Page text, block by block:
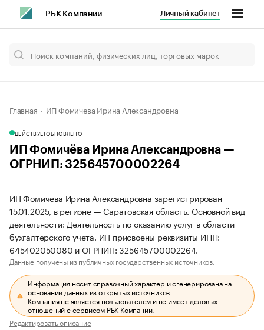
РБК Компании Личный кабинет
Главная ИП Фомичёва Ирина Александровна
ДЕЙСТВУЕТОБНОВЛЕНО
ИП Фомичёва Ирина Александровна —
ОГРНИП: 325645700002264
ИП Фомичёва Ирина Александровна зарегистрирован
15.01.2025, в регионе — Саратовская область. Основной вид
деятельности: Деятельность по оказанию услуг в области
бухгалтерского учета. ИП присвоены реквизиты ИНН:
645402050080 и ОГРНИП: 325645700002264.
Данные получены из публичных государственных источников.
Информация носит справочный характер и сгенерирована на
основании данных из открытых источников.
Компания не является пользователем и не имеет деловых
отношений с сервисом РБК Компании.
Редактировать описание